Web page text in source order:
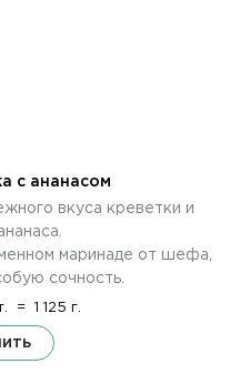
с ананасом
вкуса креветки и
маринаде от шефа,
сочность.
= 1 125 г.